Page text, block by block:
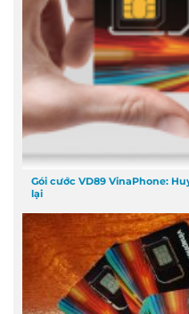
Gói cước VD89 VinaPhone:
lại